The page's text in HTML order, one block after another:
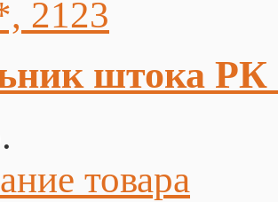
штока РК
товара